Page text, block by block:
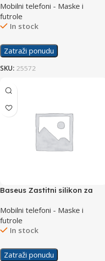
Mobilni telefoni - Maske i
futrole
In stock
Zatraži ponudu
SKU: 25572
Baseus Zastitni silikon za
Mobilni telefoni - Maske i
futrole
In stock
Zatraži ponudu